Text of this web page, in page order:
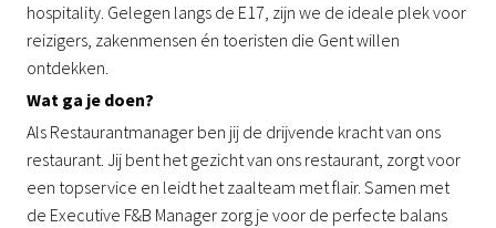
hospitality. Gelegen langs de E17, zijn we de ideale plek voor
reizigers, zakenmensen én toeristen die Gent willen
ontdekken.
Wat ga je doen?
Als Restaurantmanager ben jij de drijvende kracht van ons
restaurant. Jij bent het gezicht van ons restaurant, zorgt voor
een topservice en leidt het zaalteam met flair. Samen met
de Executive F&B Manager zorg je voor de perfecte balans